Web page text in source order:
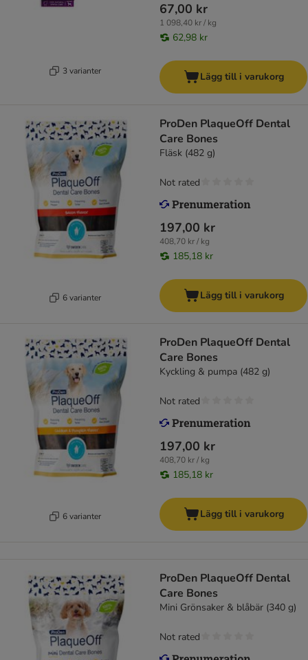
3 varianter
67,00 kr
1 098,40 kr / kg
62,98 kr
Lägg till i varukorg
6 varianter
ProDen PlaqueOff Dental
Care Bones
Fläsk (482 g)
197,00 kr
408,70 kr / kg
185,18 kr
Not rated
Lägg till i varukorg
6 varianter
ProDen PlaqueOff Dental
Care Bones
Kyckling & pumpa (482 g)
197,00 kr
408,70 kr / kg
185,18 kr
Not rated
Lägg till i varukorg
ProDen PlaqueOff Dental
Care Bones
Mini Grönsaker & blåbär (340 g)
Not rated